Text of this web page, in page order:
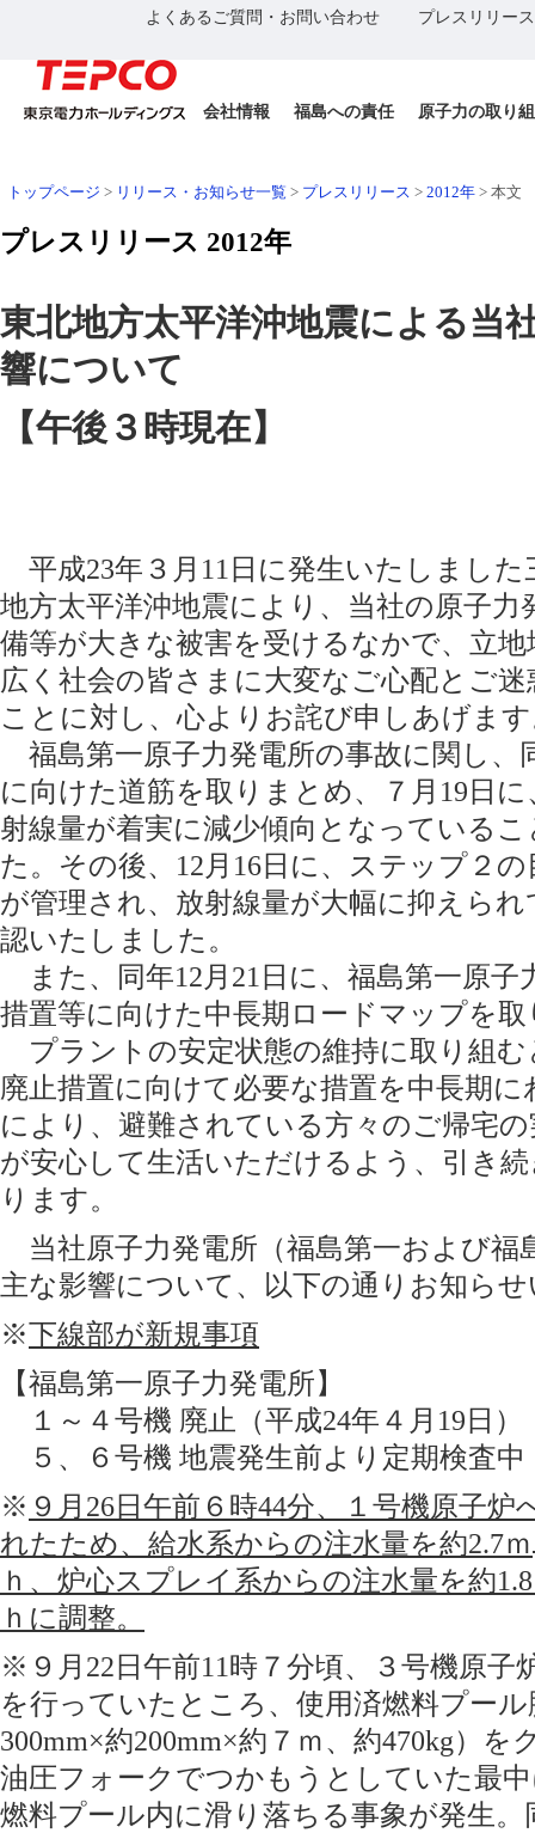
よくあるご質問・お問い合わせ プレスリリー
会社情報 福島への責任 原子力の取り
トップページ > リリース・お知らせ一覧 > プレスリリース > 2012年 > 本文
プレスリリース 2012年
東北地方太平洋沖地震による当
響について
【午後３時現在】
平成23年３月11日に発生いたしました
地方太平洋沖地震により、当社の原子
備等が大きな被害を受けるなかで、立
広く社会の皆さまに大変なご心配とご
ことに対し、心よりお詫び申しあげま
福島第一原子力発電所の事故に関し、
に向けた道筋を取りまとめ、７月19日
射線量が着実に減少傾向となっている
た。その後、12月16日に、ステップ２
が管理され、放射線量が大幅に抑えら
認いたしました。
また、同年12月21日に、福島第一原子
措置等に向けた中長期ロードマップを
プラントの安定状態の維持に取り組む
廃止措置に向けて必要な措置を中長期
により、避難されている方々のご帰宅
が安心して生活いただけるよう、引き
ります。
当社原子力発電所（福島第一および福
主な影響について、以下の通りお知ら
※下線部が新規事項
【福島第一原子力発電所】
１～４号機 廃止（平成24年４月19日）
５、６号機 地震発生前より定期検査中
※ ９月26日午前６時44分、１号機原子
れたため、給水系からの注水量を約2.7ｍ
ｈ、炉心スプレイ系からの注水量を約
ｈに調整。
※９月22日午前11時７分頃、３号機原子
を行っていたところ、使用済燃料プー
300mm×約200mm×約７ｍ、約470kg）
油圧フォークでつかもうとしていた最
燃料プール内に滑り落ちる事象が発生。